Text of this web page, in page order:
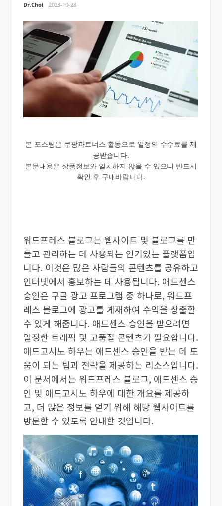
Dr.Choi 2023-10-28
본 포스팅은 쿠팡파트너스 활동으로 일정의 수수료를 제
공받습니다.
본문내용은 상품정보와 일치하지 않을 수 있으니 반드시
확인 후 구매바랍니다.
워드프레스 블로그는 웹사이트 및 블로그를 만
들고 관리하는 데 사용되는 인기있는 플랫폼입
니다. 이것은 많은 사람들의 콘텐츠를 공유하고
인터넷에서 홍보하는 데 사용됩니다. 애드센스
승인은 구글 광고 프로그램 중 하나로, 워드프
레스 블로그에 광고를 게재하여 수익을 창출할
수 있게 해줍니다. 애드센스 승인을 받으려면
일정한 트래픽 및 고품질 콘텐츠가 필요합니다.
애드고시노 하우는 애드센스 승인을 받는 데 도
움이 되는 팁과 전략을 제공하는 리소스입니다.
이 문서에서는 워드프레스 블로그, 애드센스 승
인 및 애드고시노 하우에 대한 개요를 제공하
고, 더 많은 정보를 얻기 위해 해당 웹사이트를
방문할 수 있도록 안내할 것입니다.